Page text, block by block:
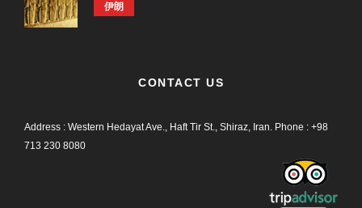
伊朗
CONTACT US
Address : Western Hedayat Ave., Haft Tir St., Shiraz, Iran. Phone : +98
713 230 8080